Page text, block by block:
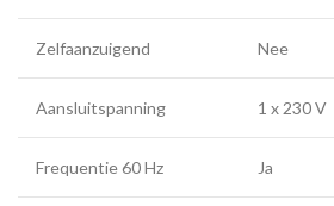
Zelfaanzuigend Nee
Aansluitspanning 1 x 230 V
Frequentie 60 Hz Ja